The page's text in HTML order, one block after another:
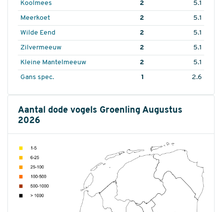
Koolmees
2
5.1
Meerkoet
2
5.1
Wilde Eend
2
5.1
Zilvermeeuw
2
5.1
Kleine Mantelmeeuw
2
5.1
Gans spec.
1 2.6
Aantal dode vogels Groenling Augustus
2026